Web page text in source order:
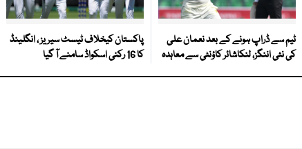
ٹیم سے ڈراپ ہونے کے بعد نعمان علی
کی نئی اننگز، لنکاشائر کاؤنٹی سے معاہدہ
پاکستان کیخلاف ٹیسٹ سیریز ، انگلینڈ
کا 16 رکنی اسکواڈ سامنے آ گیا